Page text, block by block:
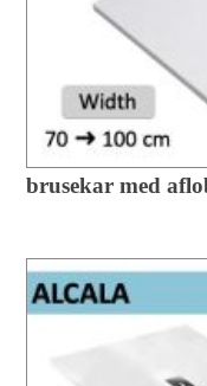
brusekar med